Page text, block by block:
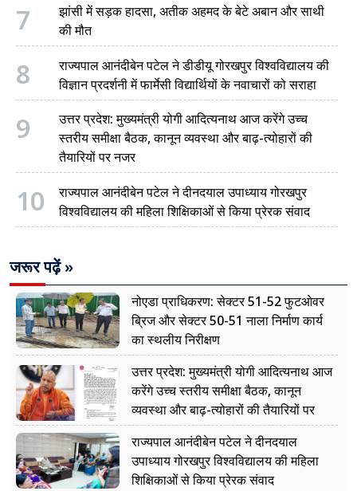
7
झांसी में सड़क हादसा, अतीक अहमद के बेटे अबान और साथी
की मौत
8
राज्यपाल आनंदीबेन पटेल ने डीडीयू गोरखपुर विश्वविद्यालय की
विज्ञान प्रदर्शनी में फार्मेसी विद्यार्थियों के नवाचारों को सराहा
9
उत्तर प्रदेश: मुख्यमंत्री योगी आदित्यनाथ आज करेंगे उच्च
स्तरीय समीक्षा बैठक, कानून व्यवस्था और बाढ़-त्योहारों की
तैयारियों पर नजर
10
राज्यपाल आनंदीबेन पटेल ने दीनदयाल उपाध्याय गोरखपुर
विश्वविद्यालय की महिला शिक्षिकाओं से किया प्रेरक संवाद
जरूर पढ़ें »
नोएडा प्राधिकरण: सेक्टर 51-52 फुटओवर
ब्रिज और सेक्टर 50-51 नाला निर्माण कार्य
का स्थलीय निरीक्षण
उत्तर प्रदेश: मुख्यमंत्री योगी आदित्यनाथ आज
करेंगे उच्च स्तरीय समीक्षा बैठक, कानून
व्यवस्था और बाढ़-त्योहारों की तैयारियों पर
नजर
राज्यपाल आनंदीबेन पटेल ने दीनदयाल
उपाध्याय गोरखपुर विश्वविद्यालय की महिला
शिक्षिकाओं से किया प्रेरक संवाद